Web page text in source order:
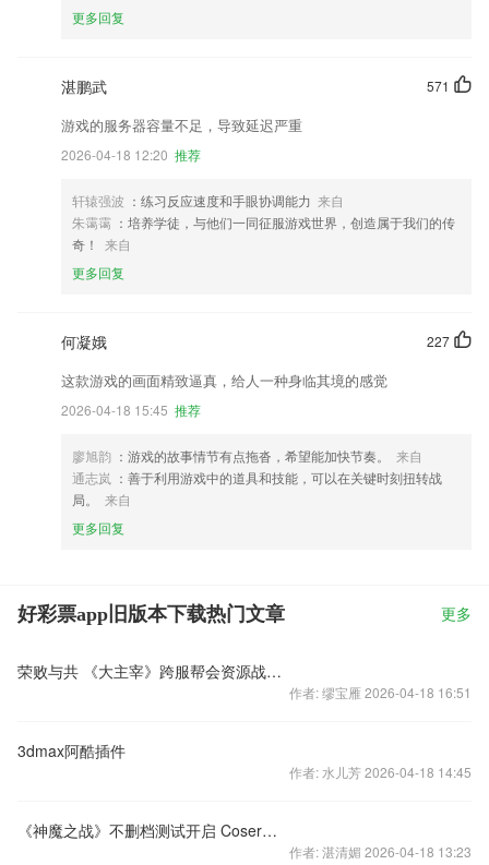
更多回复
571
湛鹏武
游戏的服务器容量不足，导致延迟严重
2026-04-18 12:20 推荐
轩辕强波 ：练习反应速度和手眼协调能力 来自
朱霭霭 ：培养学徒，与他们一同征服游戏世界，创造属于我们的传
奇！
来自
更多回复
227
何凝娥
这款游戏的画面精致逼真，给人一种身临其境的感觉
2026-04-18 15:45 推荐
廖旭韵 ：游戏的故事情节有点拖沓，希望能加快节奏。
来自
通志岚 ：善于利用游戏中的道具和技能，可以在关键时刻扭转战
局。
来自
更多回复
好彩票app旧版本下载热门文章 更多
荣败与共 《大主宰》跨服帮会资源战烽火集结
作者: 缪宝雁 2026-04-18 16:51
3dmax阿酷插件
作者: 水儿芳 2026-04-18 14:45
《神魔之战》不删档测试开启 Coser珊儿强势助阵
作者: 湛清媚 2026-04-18 13:23